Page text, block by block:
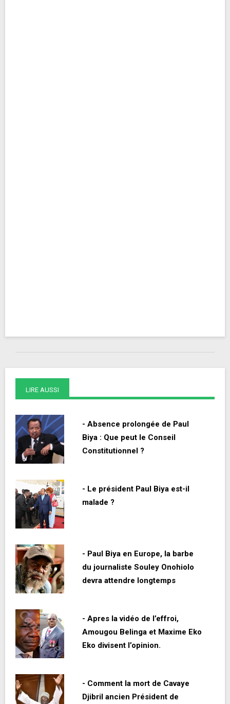
LIRE AUSSI
- Absence prolongée de Paul
Biya : Que peut le Conseil
Constitutionnel ?
- Le président Paul Biya est-il
malade ?
- Paul Biya en Europe, la barbe
du journaliste Souley Onohiolo
devra attendre longtemps
- Apres la vidéo de l’effroi,
Amougou Belinga et Maxime Eko
Eko divisent l’opinion.
- Comment la mort de Cavaye
Djibril ancien Président de